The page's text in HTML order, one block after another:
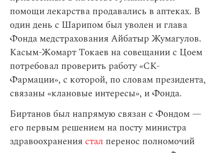
помощи лекарства продавались в аптеках. В
один день с Шарипом был уволен и глава
Фонда медстрахования Айбатыр Жумагулов.
Касым-Жомарт Токаев на совещании с Цоем
потребовал проверить работу «СК-
Фармации», с которой, по словам президента,
связаны «клановые интересы», и Фонда.
Биртанов был напрямую связан с Фондом —
его первым решением на посту министра
здравоохранения стал перенос полномочий